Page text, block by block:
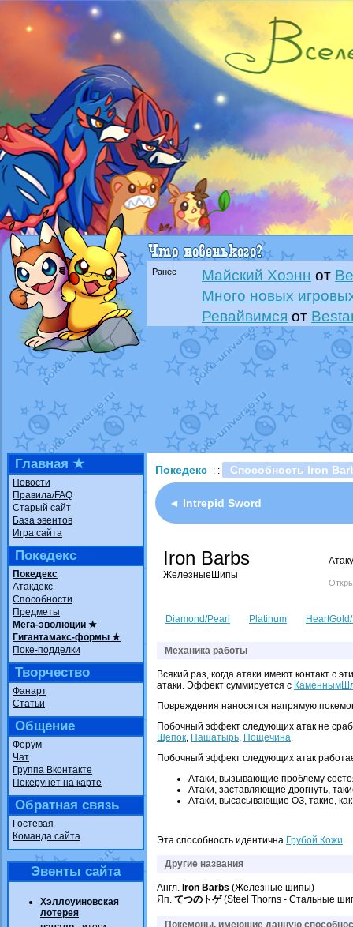
Ранее Майский Хоэнн от
Много новых
Ревайвимся от
Всё, трындец
Технические
доброе утро славяне
Йолда и Мимикью
от
Недовольный
The Dark Wishmaker
шадоу спиритомбот
траббишот
Raging Bolt
Shadow mismagius
Главная ★
Новости
Правила/FAQ
Старый сайт
База эвентов
Игра сайта
Покедекс
Покедекс
Атакдекс
Способности
Предметы
Мега-эволюции ★
Гигантамакс-формы ★
Поке-подделки
Творчество
Фанарт
Статьи
Общение
Форум
Чат
Группа Вконтакте
Покерунет на карте
Обратная связь
Гостевая
Команда сайта
Эвенты сайта
Хэллоуиновская
лотерея
Покедекс : : Способность Iron
◄ Intrepid Sword
Iron Barbs
ЖелезныеШипы
Diamond/Pearl Platinum
Механика работы
Всякий раз, когда атаки имеют контакт с
атаки. Эффект суммируется с
Повреждения наносятся напрямую
Побочный эффект следующих атак не
Щепок, Нашатырь, Пощёчина.
Побочный эффект следующих атак
Атаки, вызывающие проблему
Атаки, заставляющие дрогнуть,
Атаки, высасывающие ОЗ, такие,
Эта способность идентична Грубой Кожи.
Другие названия
Англ. Iron Barbs (Железные шипы)
Яп. てつのトゲ(Steel Thorns - Стальные
Покемоны, имеющие данную